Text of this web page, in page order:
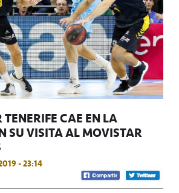
TENERIFE CAE EN LA
SU VISITA AL MOVISTAR
- 23:14